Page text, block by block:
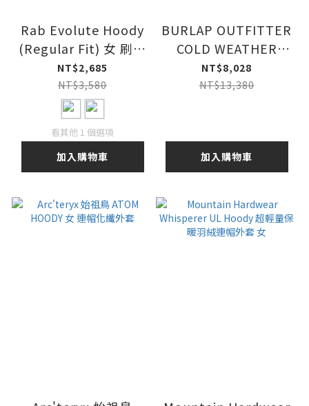
Rab Evolute Hoody
(Regular Fit) 女 刷毛
連帽外套
NT$2,685
NT$3,580
看其他 1 個選項
加入購物車
BURLAP OUTFITTER
COLD WEATHER
SHORT COAT
NT$8,028
NT$13,380
加入購物車